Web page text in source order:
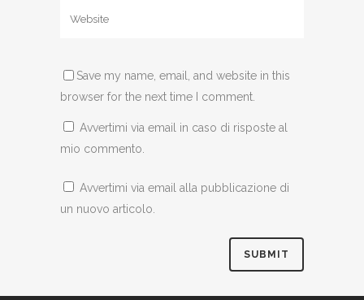
Save my name, email, and website in this
browser for the next time I comment.
Avvertimi via email in caso di risposte al
mio commento.
Avvertimi via email alla pubblicazione di
un nuovo articolo.